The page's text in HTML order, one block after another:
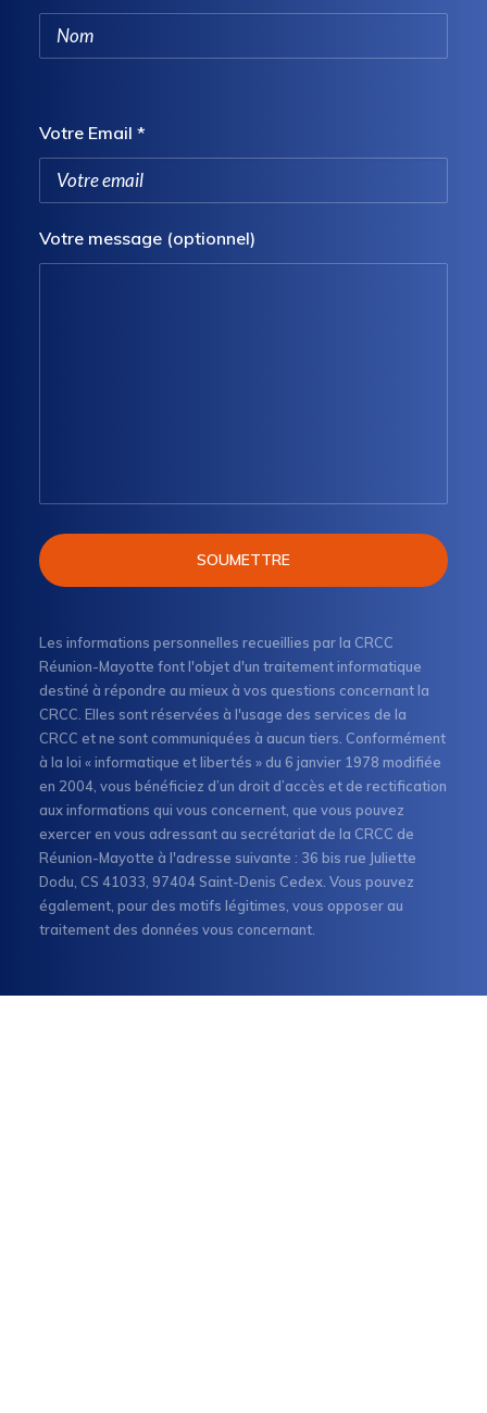
Votre Email *
Votre message (optionnel)
Les informations personnelles recueillies par la CRCC
Réunion-Mayotte font l'objet d'un traitement informatique
destiné à répondre au mieux à vos questions concernant la
CRCC. Elles sont réservées à l'usage des services de la
CRCC et ne sont communiquées à aucun tiers. Conformément
à la loi « informatique et libertés » du 6 janvier 1978 modifiée
en 2004, vous bénéficiez d’un droit d’accès et de rectification
aux informations qui vous concernent, que vous pouvez
exercer en vous adressant au secrétariat de la CRCC de
Réunion-Mayotte à l'adresse suivante : 36 bis rue Juliette
Dodu, CS 41033, 97404 Saint-Denis Cedex. Vous pouvez
également, pour des motifs légitimes, vous opposer au
traitement des données vous concernant.​